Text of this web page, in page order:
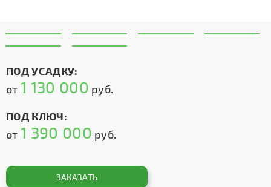
ПОД УСАДКУ:
от 1 130 000 руб.
ПОД КЛЮЧ:
от 1 390 000 руб.
ЗАКАЗАТЬ